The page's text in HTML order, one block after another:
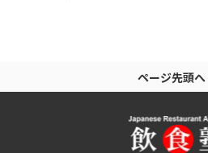
ページ先頭へ